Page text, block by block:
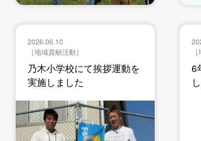
2026.06.10
［地域貢献活動］
乃木小学校にて挨拶運動を
実施しました
6